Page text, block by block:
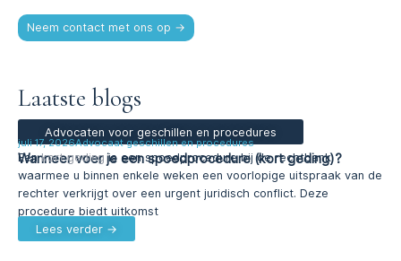
Neem contact met ons op →
Laatste blogs
Advocaten voor geschillen en procedures
juli 17, 2026Advocaat geschillen en procedures
Wanneer voer je een spoedprocedure (kort geding)?
Eenkort geding is een spoedprocedure bij de rechtbank
waarmee u binnen enkele weken een voorlopige uitspraak van de
rechter verkrijgt over een urgent juridisch conflict. Deze
procedure biedt uitkomst
Lees verder →